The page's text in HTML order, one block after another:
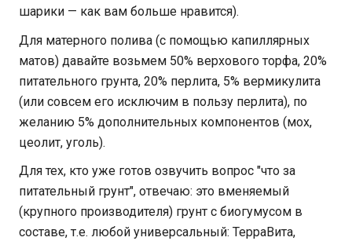
шарики — как вам больше нравится).
Для матерного полива (с помощью капиллярных
матов) давайте возьмем 50% верхового торфа, 20%
питательного грунта, 20% перлита, 5% вермикулита
(или совсем его исключим в пользу перлита), по
желанию 5% дополнительных компонентов (мох,
цеолит, уголь).
Для тех, кто уже готов озвучить вопрос "что за
питательный грунт", отвечаю: это вменяемый
(крупного производителя) грунт с биогумусом в
составе, т.е. любой универсальный: ТерраВита,